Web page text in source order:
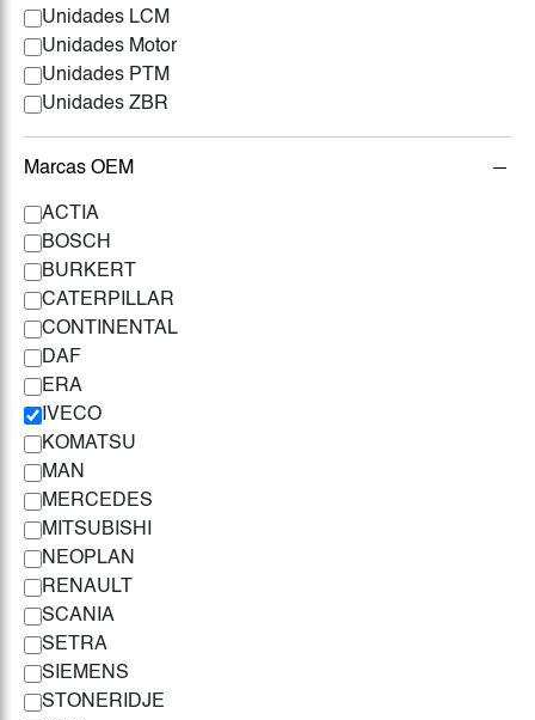
Unidades LCM
Unidades Motor
Unidades PTM
Unidades ZBR
Marcas OEM
ACTIA
BOSCH
BURKERT
CATERPILLAR
CONTINENTAL
DAF
ERA
IVECO
KOMATSU
MAN
MERCEDES
MITSUBISHI
NEOPLAN
RENAULT
SCANIA
SETRA
SIEMENS
STONERIDJE